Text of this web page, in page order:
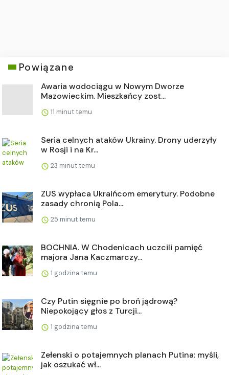
Powiązane
Awaria wodociągu w Nowym Dworze
Mazowieckim. Mieszkańcy zost...
11 minut temu
Seria celnych ataków Ukrainy. Drony uderzyły
w Rosji i na Kr...
23 minut temu
ZUS wypłaca Ukraińcom emerytury. Podobne
zasady chronią Pola...
25 minut temu
BOCHNIA. W Chodenicach uczcili pamięć
majora Jana Kaczmarczy...
1 godzina temu
Czy Putin sięgnie po broń jądrową?
Niepokojący głos z Turcji...
1 godzina temu
Zełenski o potajemnych planach Putina: myśli,
jak oszukać wł...